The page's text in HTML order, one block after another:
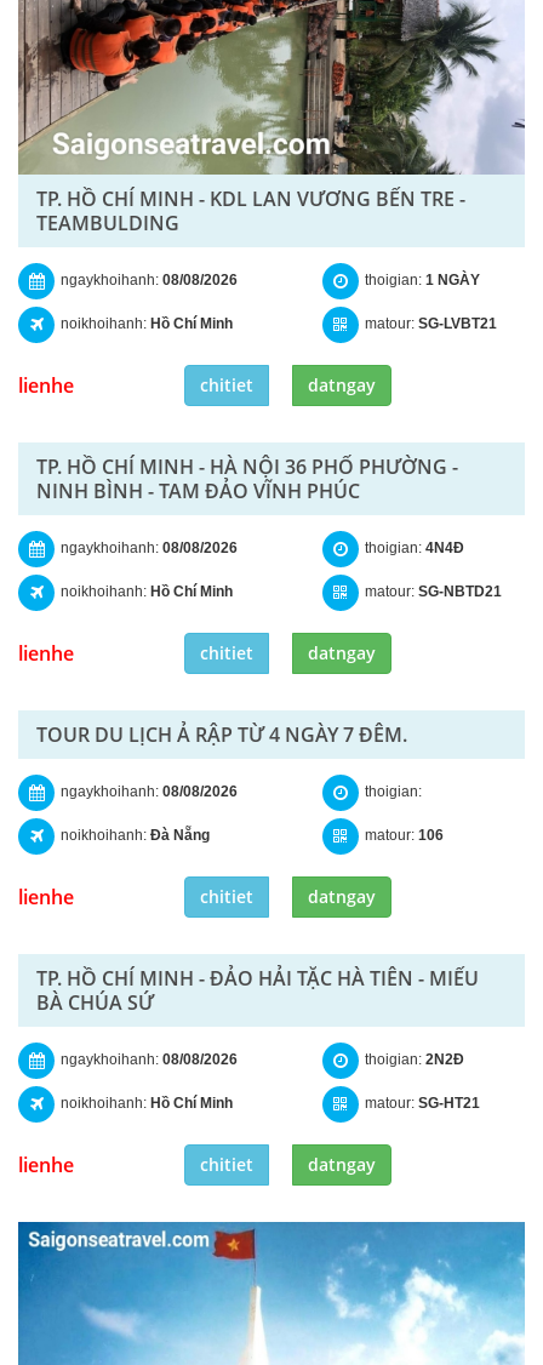
TP. HỒ CHÍ MINH - KDL LAN VƯƠNG BẾN TRE -
TEAMBULDING
ngaykhoihanh: 08/08/2026
noikhoihanh: Hồ Chí Minh
thoigian: 1 NGÀY
matour: SG-LVBT21
lienhe chitiet datngay
TP. HỒ CHÍ MINH - HÀ NỘI 36 PHỐ PHƯỜNG -
NINH BÌNH - TAM ĐẢO VĨNH PHÚC
ngaykhoihanh: 08/08/2026
noikhoihanh: Hồ Chí Minh
thoigian: 4N4Đ
matour: SG-NBTD21
lienhe chitiet datngay
TOUR DU LỊCH Ả RẬP TỪ 4 NGÀY 7 ĐÊM.
ngaykhoihanh: 08/08/2026
noikhoihanh: Đà Nẵng
thoigian:
matour: 106
lienhe chitiet datngay
TP. HỒ CHÍ MINH - ĐẢO HẢI TẶC HÀ TIÊN - MIẾU
BÀ CHÚA SỨ
ngaykhoihanh: 08/08/2026
noikhoihanh: Hồ Chí Minh
thoigian: 2N2Đ
matour: SG-HT21
lienhe chitiet datngay